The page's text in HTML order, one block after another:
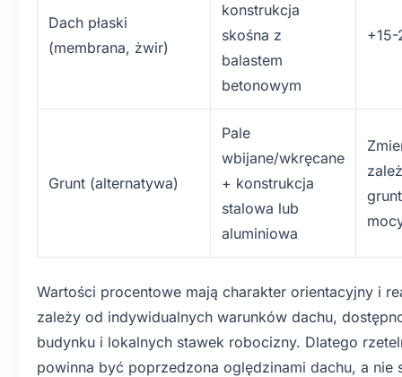
Dach płaski
(membrana, żwir)
konstrukcja
skośna z
balastem
betonowym
Grunt (alternatywa)
Pale
wbijane/wkręcane
+ konstrukcja
stalowa lub
aluminiowa
Wartości procentowe mają charakter orientacyjny i
zależy od indywidualnych warunków dachu,
budynku i lokalnych stawek robocizny. Dlatego
powinna być poprzedzona oględzinami dachu, a nie